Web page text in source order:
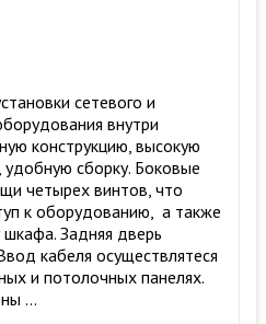
сетевого и
внутри
конструкцию, высокую
удобную сборку. ​Боковые
четырех винтов, что
к оборудованию, а также
Задняя дверь
кабеля осуществлятеся
и потолочных панелях.
…